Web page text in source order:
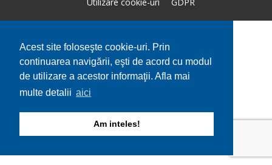
Acest site foloseşte cookie-uri. Prin
continuarea navigării, eşti de acord cu modul
de utilizare a acestor informaţii. Afla mai
multe detalii aici
Am inteles!